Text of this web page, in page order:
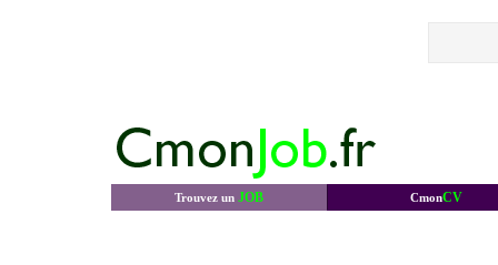
Trouvez un JOB CmonCV